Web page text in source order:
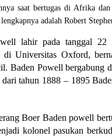
saat bertugas di Afrika
adalah Robert
lahir pada tanggal
di Universitas Oxford,
Baden Powell bergabung
tahun 1888 – 1895
Boer Baden powell
kolonel pasukan